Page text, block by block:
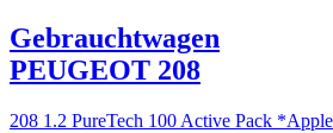
Gebrauchtwagen
PEUGEOT 208
208 1.2 PureTech 100 Active Pack